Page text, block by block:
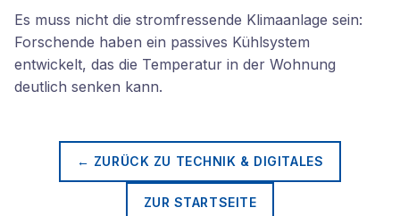
Es muss nicht die stromfressende Klimaanlage sein:
Forschende haben ein passives Kühlsystem
entwickelt, das die Temperatur in der Wohnung
deutlich senken kann.
← ZURÜCK ZU TECHNIK & DIGITALES
ZUR STARTSEITE